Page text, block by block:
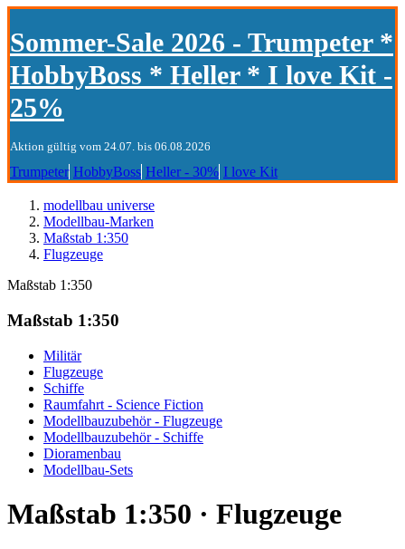
Sommer-Sale 2026 - Trumpeter *
HobbyBoss * Heller * I love Kit -
25%
Aktion gültig vom 24.07. bis 06.08.2026
Trumpeter HobbyBoss Heller - 30% I love Kit
modellbau universe
Modellbau-Marken
Maßstab 1:350
Flugzeuge
Maßstab 1:350
Maßstab 1:350
Militär
Flugzeuge
Schiffe
Raumfahrt - Science Fiction
Modellbauzubehör - Flugzeuge
Modellbauzubehör - Schiffe
Dioramenbau
Modellbau-Sets
Maßstab 1:350 · Flugzeuge